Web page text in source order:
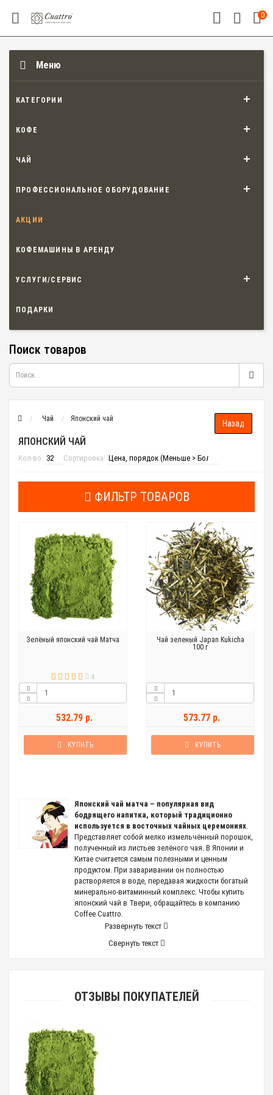
0
Меню
КАТЕГОРИИ
КОФЕ
ЧАЙ
ПРОФЕССИОНАЛЬНОЕ ОБОРУДОВАНИЕ
АКЦИИ
КОФЕМАШИНЫ В АРЕНДУ
УСЛУГИ/СЕРВИС
ПОДАРКИ
Поиск товаров
Чай Японский чай
ЯПОНСКИЙ ЧАЙ
Кол-во: Сортировка:
ФИЛЬТР ТОВАРОВ
Зелёный японский чай Матча
4
532.79 р.
КУПИТЬ
Чай зеленый Japan Kukicha
100 г
573.77 р.
КУПИТЬ
Японский чай матча – популярная вид
бодрящего напитка, который традиционно
используется в восточных чайных церемониях
Представляет собой мелко измельчённый порошок,
полученный из листьев зелёного чая. В Японии и
Китае считается самым полезными и ценным
продуктом. При заваривании он полностью
растворяется в воде, передавая жидкости богатый
минерально-витаминный комплекс. Чтобы купить
японский чай в Твери, обращайтесь в компанию
Coffee Cuattro.
Японский чай — рекордсмен среди других сортов по
содержанию антиоксидантов, аминокислот,
продукт эффективно очищает кровь от токсинов и
шлаков, способствует здоровому похудению.
Оригинальный продукт из Азии
разнообразит ежедневные чаепития
дома или на работе, поможет
поддержать здоровье, даст
возможность приобщиться к
Развернуть текст
Свернуть текст
ОТЗЫВЫ ПОКУПАТЕЛЕЙ